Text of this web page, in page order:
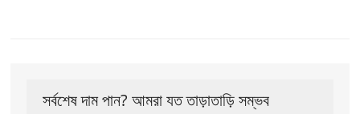
সর্বশেষ দাম পান? আমরা যত তাড়াতাড়ি সম্ভব